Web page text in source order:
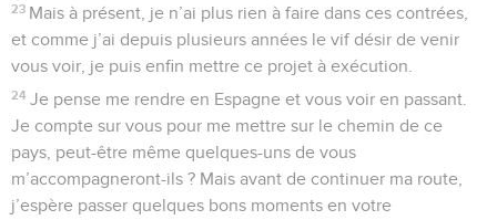
23 Mais à présent, je n’ai plus rien à faire dans ces contrées,
et comme j’ai depuis plusieurs années le vif désir de venir
vous voir, je puis enfin mettre ce projet à exécution.
24 Je pense me rendre en Espagne et vous voir en passant.
Je compte sur vous pour me mettre sur le chemin de ce
pays, peut-être même quelques-uns de vous
m’accompagneront-ils ? Mais avant de continuer ma route,
j’espère passer quelques bons moments en votre